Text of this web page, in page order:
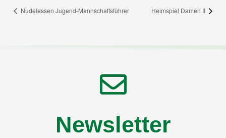
Nudelessen Jugend-Mannschaftsführer Heimspiel Damen II
Newsletter